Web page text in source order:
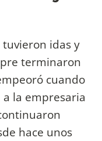
tuvieron idas y
terminaron
cuando
la empresaria
hace unos